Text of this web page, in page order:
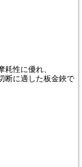
性に優れ、
断に適した板金鋏で